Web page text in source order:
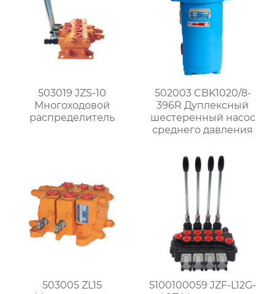
503019 JZS-10
Многоходовой
распределитель
502003 CBK1020/8-
396R Дуплексный
шестеренный насос
среднего давления
503005 ZL15
5100100059 JZF-L12G-